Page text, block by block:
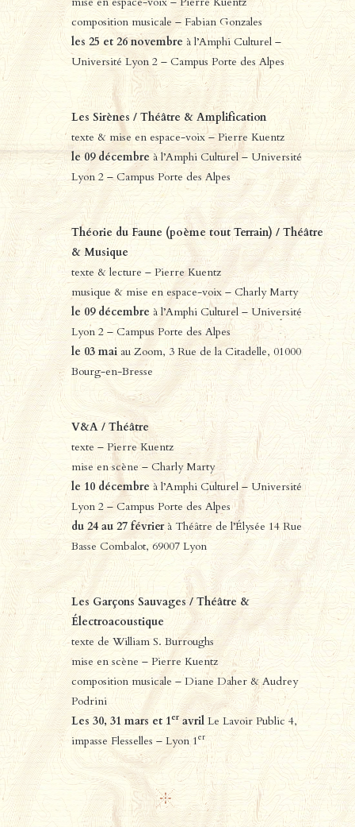
composition musicale – Fabian Gonzales
les 25 et 26 novembre à l’Amphi Culturel –
Université Lyon 2 – Campus Porte des Alpes
Les Sirènes / Théâtre & Amplification
texte & mise en espace-voix – Pierre Kuentz
le 09 décembre à l’Amphi Culturel – Université
Lyon 2 – Campus Porte des Alpes
Théorie du Faune (poème tout Terrain) / Théâtre
& Musique
texte & lecture – Pierre Kuentz
musique & mise en espace-voix – Charly Marty
le 09 décembre à l’Amphi Culturel – Université
Lyon 2 – Campus Porte des Alpes
le 03 maiau Zoom, 3 Rue de la Citadelle, 01000
Bourg-en-Bresse
V&A / Théâtre
texte – Pierre Kuentz
mise en scène – Charly Marty
le 10 décembreà l’Amphi Culturel – Université
Lyon 2 – Campus Porte des Alpes
du 24 au 27 février à Théâtre de l’Élysée 14 Rue
Basse Combalot, 69007 Lyon
Les Garçons Sauvages / Théâtre &
Électroacoustique
texte de William S. Burroughs
mise en scène – Pierre Kuentz
composition musicale – Diane Daher & Audrey
Podrini
Les 30, 31 mars et 1eravril Le Lavoir Public 4,
impasse Flesselles – Lyon 1er